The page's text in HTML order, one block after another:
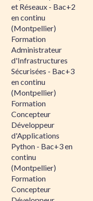
et Réseaux - Bac+2
en continu
(Montpellier)
Formation
Administrateur
d'Infrastructures
Sécurisées - Bac+3
en continu
(Montpellier)
Formation
Concepteur
Développeur
d'Applications
Python - Bac+3 en
continu
(Montpellier)
Formation
Concepteur